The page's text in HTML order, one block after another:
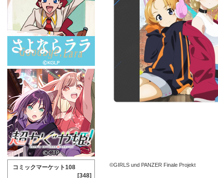
©GIRLS und PANZER Finale Projekt
コミックマーケット108
[348]